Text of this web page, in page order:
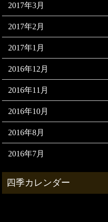
2017年3月
2017年2月
2017年1月
2016年12月
2016年11月
2016年10月
2016年8月
2016年7月